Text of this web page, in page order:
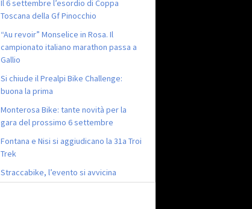
Il 6 settembre l’esordio di Coppa
Toscana della Gf Pinocchio
“Au revoir” Monselice in Rosa. Il
campionato italiano marathon passa a
Gallio
Si chiude il Prealpi Bike Challenge:
buona la prima
Monterosa Bike: tante novità per la
gara del prossimo 6 settembre
Fontana e Nisi si aggiudicano la 31a Troi
Trek
Straccabike, l’evento si avvicina